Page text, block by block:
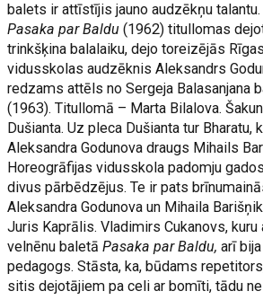
balets ir attīstījis jauno audzēkņu
Pasaka par Baldu(1962) titullomas
trinkšķina balalaiku, dejo toreizējās
vidusskolas audzēknis Aleksandrs
redzams attēls no Sergeja Balasanjana
(1963). Titullomā – Marta Bilalova.
Dušianta. Uz pleca Dušianta tur Bharatu,
Aleksandra Godunova draugs Mihails
Horeogrāfijas vidusskola padomju
divus pārbēdzējus. Te ir pats
Aleksandra Godunova un Mihaila
Juris Kaprālis. Vladimirs Cukanovs,
velnēnu baletāPasaka par Baldu, arī
pedagogs. Stāsta, ka, būdams
sitis dejotājiem pa celi ar bomīti, tādu